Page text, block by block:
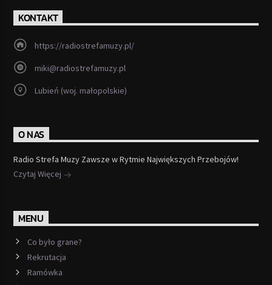
KONTAKT
https://radiostrefamuzy.pl/
miki@radiostrefamuzy.pl
Lubień (woj. małopolskie)
O NAS
Radio Strefa Muzy Zawsze w Rytmie Największych Przebojów!
Czytaj Więcej
MENU
Co było grane?
Rekrutacja
Ramówka